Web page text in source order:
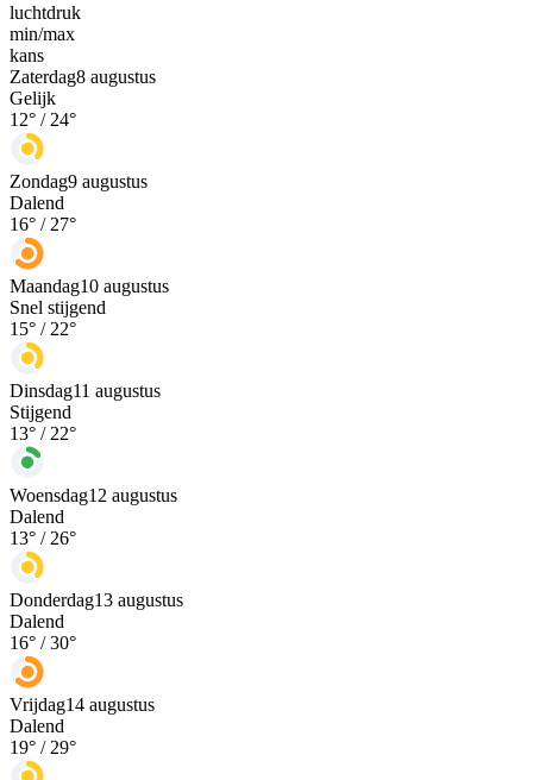
luchtdruk
min/max
kans
Zaterdag8 augustus
Gelijk
12° / 24°
Zondag9 augustus
Dalend
16° / 27°
Maandag10 augustus
Snel stijgend
15° / 22°
Dinsdag11 augustus
Stijgend
13° / 22°
Woensdag12 augustus
Dalend
13° / 26°
Donderdag13 augustus
Dalend
16° /30°
Vrijdag14 augustus
Dalend
19° / 29°